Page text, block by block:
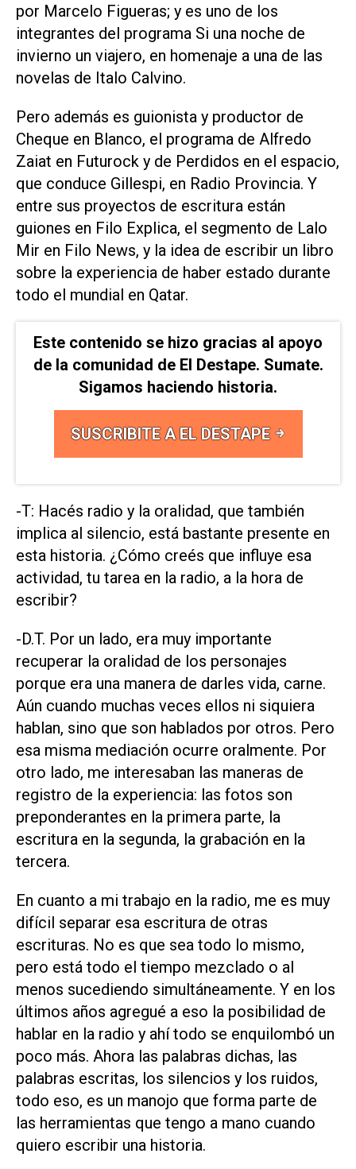
por Marcelo Figueras; y es uno de los
integrantes del programa Si una noche de
invierno un viajero, en homenaje a una de las
novelas de Italo Calvino.
Pero además es guionista y productor de
Cheque en Blanco, el programa de Alfredo
Zaiat en Futurock y de Perdidos en el espacio,
que conduce Gillespi, en Radio Provincia. Y
entre sus proyectos de escritura están
guiones en Filo Explica, el segmento de Lalo
Mir en Filo News, y la idea de escribir un libro
sobre la experiencia de haber estado durante
todo el mundial en Qatar.
Este contenido se hizo gracias al apoyo
de la comunidad de El Destape. Sumate.
Sigamos haciendo historia.
SUSCRIBITE A EL DESTAPE
-T: Hacés radio y la oralidad, que también
implica al silencio, está bastante presente en
esta historia. ¿Cómo creés que influye esa
actividad, tu tarea en la radio, a la hora de
escribir?
-D.T. Por un lado, era muy importante
recuperar la oralidad de los personajes
porque era una manera de darles vida, carne.
Aún cuando muchas veces ellos ni siquiera
hablan, sino que son hablados por otros. Pero
esa misma mediación ocurre oralmente. Por
otro lado, me interesaban las maneras de
registro de la experiencia: las fotos son
preponderantes en la primera parte, la
escritura en la segunda, la grabación en la
tercera.
En cuanto a mi trabajo en la radio, me es muy
difícil separar esa escritura de otras
escrituras. No es que sea todo lo mismo,
pero está todo el tiempo mezclado o al
menos sucediendo simultáneamente. Y en los
últimos años agregué a eso la posibilidad de
hablar en la radio y ahí todo se enquilombó un
poco más. Ahora las palabras dichas, las
palabras escritas, los silencios y los ruidos,
todo eso, es un manojo que forma parte de
las herramientas que tengo a mano cuando
quiero escribir una historia.